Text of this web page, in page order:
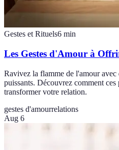
Gestes et Rituels6 min
Les Gestes d'Amour à
Ravivez la flamme de l'amour avec
puissants. Découvrez comment
transformer votre relation.
gestes d'amourrelations
Aug 6